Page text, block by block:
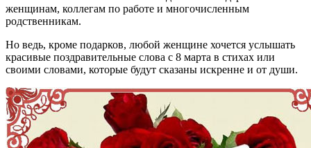
женщинам, коллегам по работе и многочисленным
родственникам.
Но ведь, кроме подарков, любой женщине хочется услышать
красивые поздравительные слова с 8 марта в стихах или
своими словами, которые будут сказаны искренне и от души.